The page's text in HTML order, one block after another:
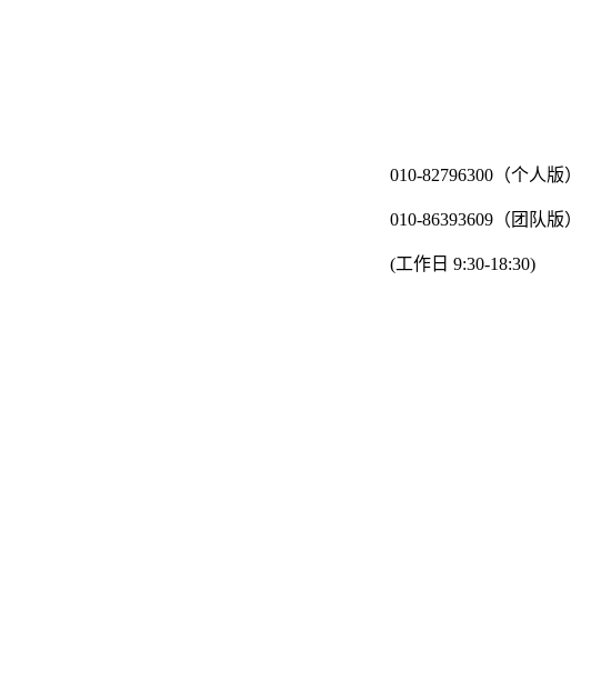
010-82796300（个人版）
010-86393609（团队版）
(工作日 9:30-18:30)